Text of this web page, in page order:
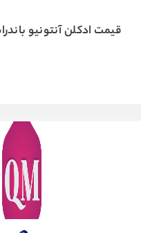
قیمت ادکلن آنتونیو